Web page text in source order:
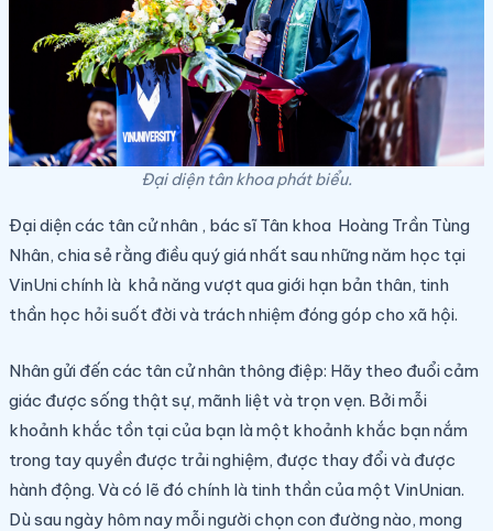
Đại diện tân khoa phát biểu.
Đại diện các tân cử nhân , bác sĩ Tân khoa Hoàng Trần Tùng
Nhân, chia sẻ rằng điều quý giá nhất sau những năm học tại
VinUni chính là khả năng vượt qua giới hạn bản thân, tinh
thần học hỏi suốt đời và trách nhiệm đóng góp cho xã hội.
Nhân gửi đến các tân cử nhân thông điệp: Hãy theo đuổi cảm
giác được sống thật sự, mãnh liệt và trọn vẹn. Bởi mỗi
khoảnh khắc tồn tại của bạn là một khoảnh khắc bạn nắm
trong tay quyền được trải nghiệm, được thay đổi và được
hành động. Và có lẽ đó chính là tinh thần của một VinUnian.
Dù sau ngày hôm nay mỗi người chọn con đường nào, mong